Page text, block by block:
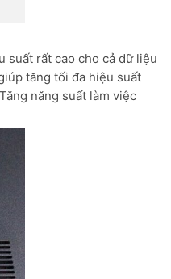
suất rất cao cho cả dữ liệu
tăng tối đa hiệu suất
năng suất làm việc